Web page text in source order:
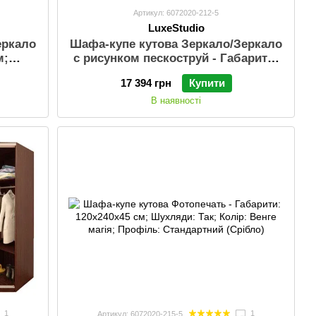
Артикул: 6072020-212-5
LuxeStudio
Шафа-купе кутова Зеркало/Зеркало
с рисунком пескоструй - Габарити:
120х240х45 см; Шухляди: Так;
Колір: Венге магія; Профіль:
Стандартний (Срібло)
17 394 грн Купити
В наявності
1 Артикул: 6072020-215-5 1